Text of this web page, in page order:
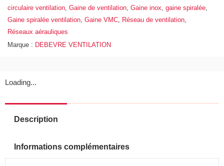
Ø
200
circulaire ventilation Gaine de ventilation Gaine inox gaine spiralée
Gaine spiralée ventilation Gaine VMC Réseau de ventilation
Réseaux aérauliques
Marque : DEBEVRE VENTILATION
Loading...
Description
Informations complémentaires